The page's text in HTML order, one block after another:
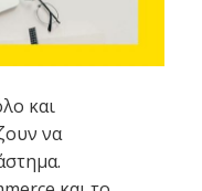
και
να